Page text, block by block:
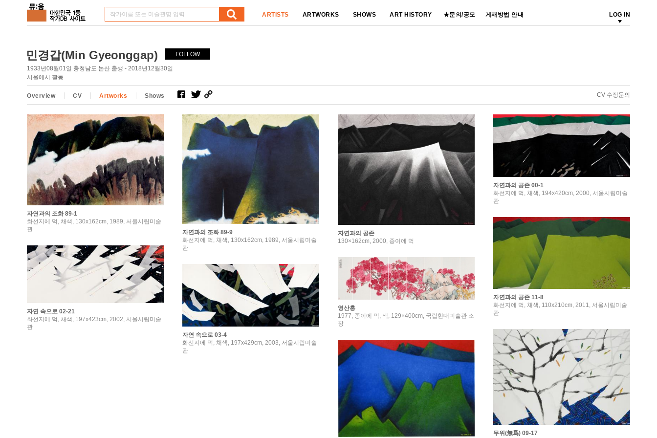
ARTISTS ARTWORKS SHOWS ART HISTORY ★문의/공모 게재방법 안내 LOG IN
민경갑(Min Gyeonggap) FOLLOW
1933년08월01일 충청남도 논산 출생 - 2018년12월30일
서울에서 활동
Overview CV Artworks Shows CV 수정문의
자연과의 조화 89-1
화선지에 먹, 채색, 130x162cm, 1989, 서울시립미술
관
자연과의 조화 89-9
화선지에 먹, 채색, 130x162cm, 1989, 서울시립미술
관
자연과의 공존
130×162cm, 2000, 종이에 먹
자연과의 공존 00-1
화선지에 먹, 채색, 194x420cm, 2000, 서울시립미술
관
자연과의 공존 11-8
화선지에 먹, 채색, 110x210cm, 2011, 서울시립미술
관
자연 속으로 02-21
화선지에 먹, 채색, 197x423cm, 2002, 서울시립미술
관
영산홍
1977, 종이에 먹, 색, 129×400cm, 국립현대미술관 소
장
자연 속으로 03-4
화선지에 먹, 채색, 197x429cm, 2003, 서울시립미술
관
무위(無爲) 09-17